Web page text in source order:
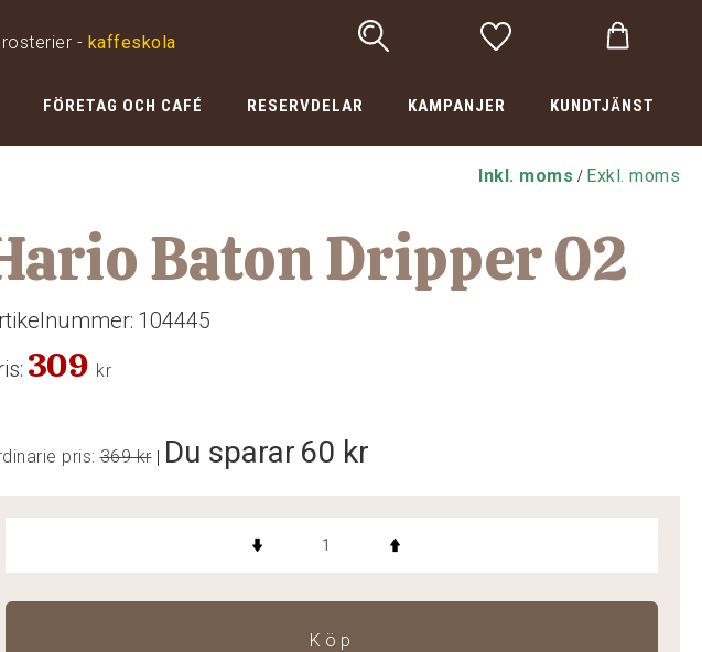
- kaffeskola
FÖRETAG OCH CAFÉ RESERVDELAR KAMPANJER KUNDTJÄNST
Inkl. moms / Exkl. moms
Baton Dripper 02
104445
309 kr
pris: 369 kr| Du sparar 60 kr
Köp